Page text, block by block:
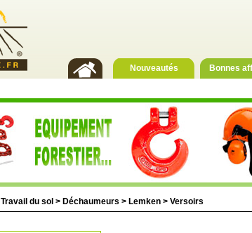
Nouveautés Bonnes
Travail du sol > Déchaumeurs > Lemken > Versoirs